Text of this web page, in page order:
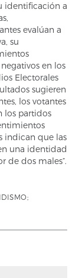
identificación a
evalúan a
su
en los
Electorales
sugieren
los votantes
los partidos
indican que las
una identidad
de dos males”.